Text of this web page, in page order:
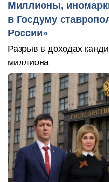
Миллионы,
в Госдуму
России»
Разрыв в доходах
миллиона